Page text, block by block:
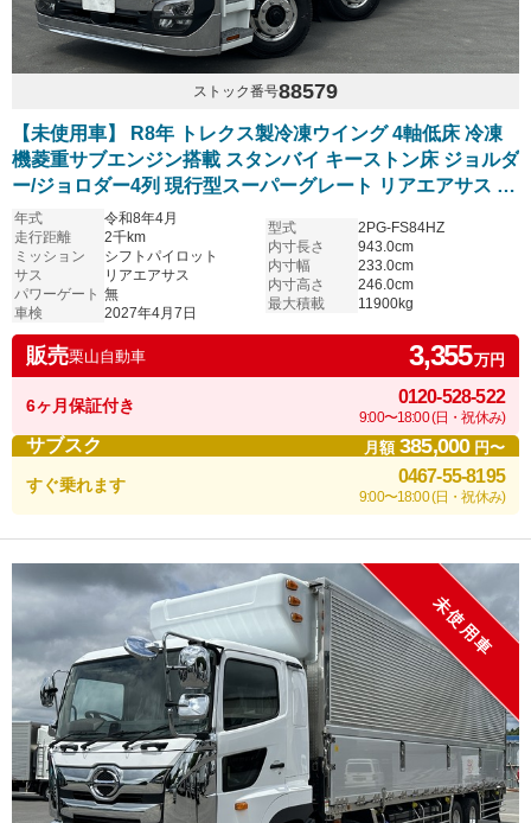
ストック番号88579
【未使用車】 R8年 トレクス製冷凍ウイング 4軸低床 冷凍
機菱重サブエンジン搭載 スタンバイ キーストン床 ジョルダ
ー/ジョロダー4列 現行型スーパーグレート リアエアサス ア
ルミホイール シフトパイロット 6R20エンジン 車検付き
年式
令和8年4月
走行距離
2千km
ミッション
シフトパイロット
サス
リアエアサス
パワーゲート 無
車検
2027年4月7日
型式
2PG-FS84HZ
内寸長さ
943.0cm
内寸幅
233.0cm
内寸高さ
246.0cm
最大積載
11900kg
販売栗山自動車 3,355万円
6ヶ月保証付き 0120-528-522
9:00〜18:00 (日・祝休み)
サブスク 月額385,000円〜
すぐ乗れます 0467-55-8195
9:00〜18:00 (日・祝休み)
未使用車